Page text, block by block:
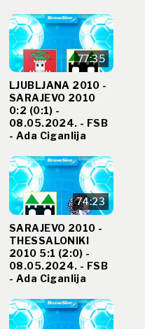
77:35
LJUBLJANA 2010 -
SARAJEVO 2010
0:2 (0:1) -
08.05.2024. - FSB
- Ada Ciganlija
74:23
SARAJEVO 2010 -
THESSALONIKI
2010 5:1 (2:0) -
08.05.2024. - FSB
- Ada Ciganlija